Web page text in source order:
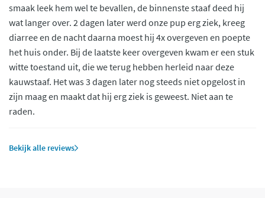
smaak leek hem wel te bevallen, de binnenste staaf deed hij
wat langer over. 2 dagen later werd onze pup erg ziek, kreeg
diarree en de nacht daarna moest hij 4x overgeven en poepte
het huis onder. Bij de laatste keer overgeven kwam er een stuk
witte toestand uit, die we terug hebben herleid naar deze
kauwstaaf. Het was 3 dagen later nog steeds niet opgelost in
zijn maag en maakt dat hij erg ziek is geweest. Niet aan te
raden.
Bekijk alle reviews